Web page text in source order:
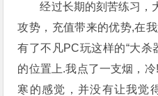
经过长期的刻苦练习，
攻势，充值带来的优势,在
有了不凡PC玩这样的“大杀
的位置上.我点了一支烟，
寒的感觉，并没有让我觉